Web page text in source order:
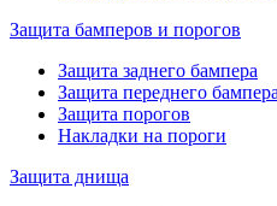
Защита бамперов и порогов
Защита заднего бампера
Защита переднего бампера
Защита порогов
Накладки на пороги
Защита днища